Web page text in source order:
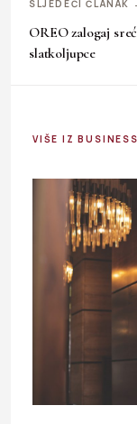
SLJEDEĆI ČLANAK
OREO zalogaj
slatkoljupce
VIŠE IZ BUSINESS